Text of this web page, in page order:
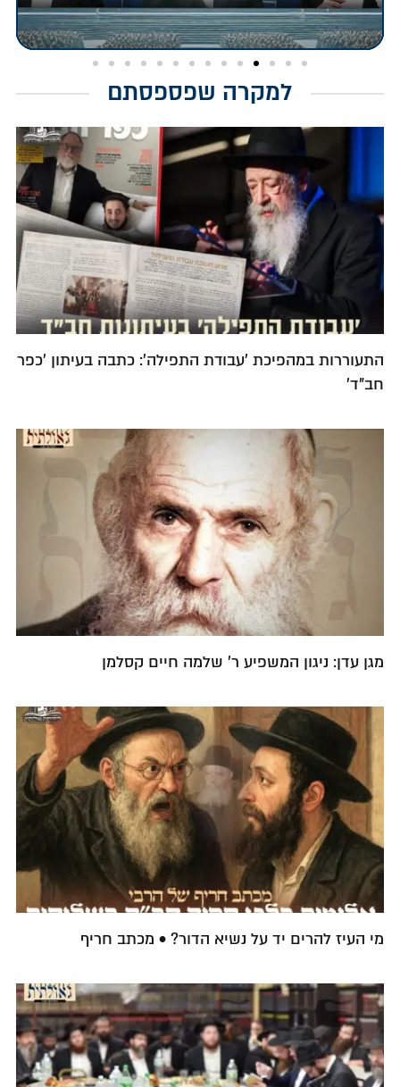
למקרה שפספסתם
התעוררות במהפיכת 'עבודת התפילה': כתבה בעיתון 'כפר
חב"ד'
מגן עדן: ניגון המשפיע ר' שלמה חיים קסלמן
מי העיז להרים יד על נשיא הדור? • מכתב חריף